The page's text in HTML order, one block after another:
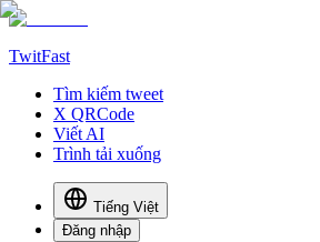
TwitFast
Tìm kiếm tweet
X QRCode
Viết AI
Trình tải xuống
Tiếng Việt
Đăng nhập